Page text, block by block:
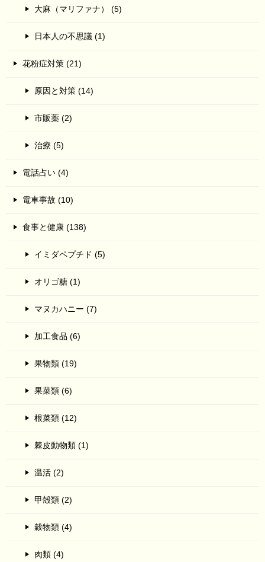
大麻（マリファナ） (5)
日本人の不思議 (1)
花粉症対策 (21)
原因と対策 (14)
市販薬 (2)
治療 (5)
電話占い (4)
電車事故 (10)
食事と健康 (138)
イミダペプチド (5)
オリゴ糖 (1)
マヌカハニー (7)
加工食品 (6)
果物類 (19)
果菜類 (6)
根菜類 (12)
棘皮動物類 (1)
温活 (2)
甲殻類 (2)
穀物類 (4)
肉類 (4)